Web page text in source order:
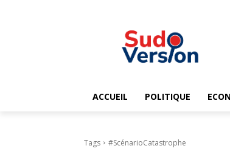
ACCUEIL POLITIQUE
Tags #ScénarioCatastrophe